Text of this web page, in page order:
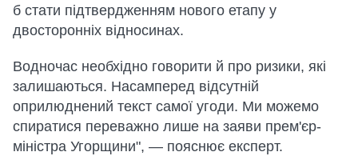
б стати підтвердженням нового етапу у
двосторонніх відносинах.
Водночас необхідно говорити й про ризики, які
залишаються. Насамперед відсутній
оприлюднений текст самої угоди. Ми можемо
спиратися переважно лише на заяви прем'єр-
міністра Угорщини", — пояснює експерт.